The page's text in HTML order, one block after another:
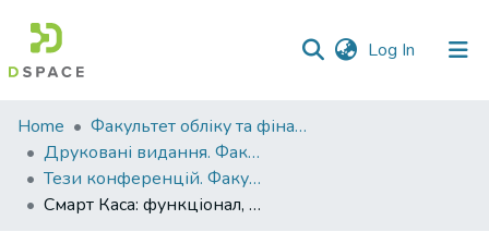
Log In (current)
Communities
&
Collections
All of DSpace
Home
Факультет обліку та фінансів
Друковані видання. Факультет обліку та фінансів
Тези конференцій. Факультет обліку та фінансів
Смарт Каса: функціонал, переваги та недоліки